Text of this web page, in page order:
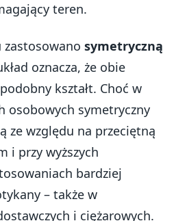
teren.
symetryczną
oznacza, że obie
kształt. Choć w
osobowych symetryczny
ze względu na przeciętną
i przy wyższych
bardziej
– także w
i ciężarowych.